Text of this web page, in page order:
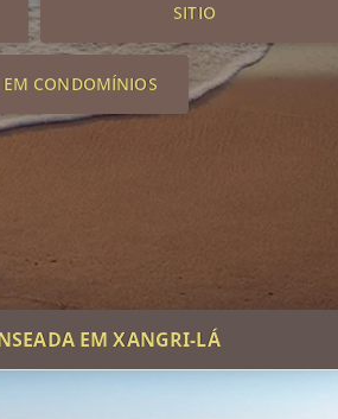
SITIO
EM CONDOMÍNIOS
EM XANGRI-LÁ